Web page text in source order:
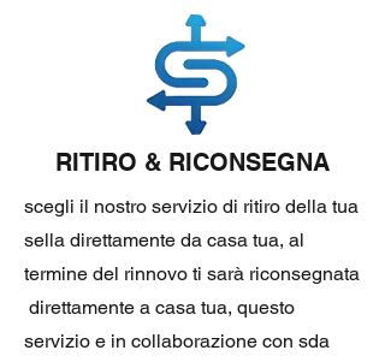
RITIRO & RICONSEGNA
scegli il nostro servizio di ritiro della tua
sella direttamente da casa tua, al
termine del rinnovo ti sarà riconsegnata
direttamente a casa tua, questo
servizio e in collaborazione con sda